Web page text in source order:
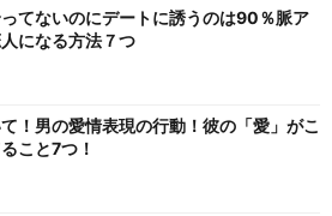
てないのにデートに誘うのは90％脈ア
になる方法７つ
！男の愛情表現の行動！彼の「愛」がこ
こと7つ！